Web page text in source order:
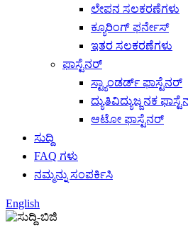
ಲೇಪನ ಸಲಕರಣೆಗಳು
ಕ್ಯೂರಿಂಗ್ ಫರ್ನೇಸ್
ಇತರ ಸಲಕರಣೆಗಳು
ಫಾಸ್ಟೆನರ್
ಸ್ಟ್ಯಾಂಡರ್ಡ್ ಫಾಸ್ಟೆನರ್
ದ್ಯುತಿವಿದ್ಯುಜ್ಜನಕ
ಆಟೋ ಫಾಸ್ಟೆನರ್
ಸುದ್ದಿ
FAQ ಗಳು
ನಮ್ಮನ್ನು ಸಂಪರ್ಕಿಸಿ
English